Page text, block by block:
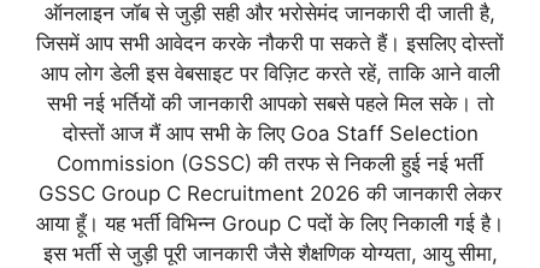
ऑनलाइन जॉब से जुड़ी सही और भरोसेमंद जानकारी दी जाती है,
जिसमें आप सभी आवेदन करके नौकरी पा सकते हैं। इसलिए दोस्तों
आप लोग डेली इस वेबसाइट पर विज़िट करते रहें, ताकि आने वाली
सभी नई भर्तियों की जानकारी आपको सबसे पहले मिल सके। तो
दोस्तों आज मैं आप सभी के लिए Goa Staff Selection
Commission (GSSC) की तरफ से निकली हुई नई भर्ती
GSSC Group C Recruitment 2026 की जानकारी लेकर
आया हूँ। यह भर्ती विभिन्न Group C पदों के लिए निकाली गई है।
इस भर्ती से जुड़ी पूरी जानकारी जैसे शैक्षणिक योग्यता, आयु सीमा,